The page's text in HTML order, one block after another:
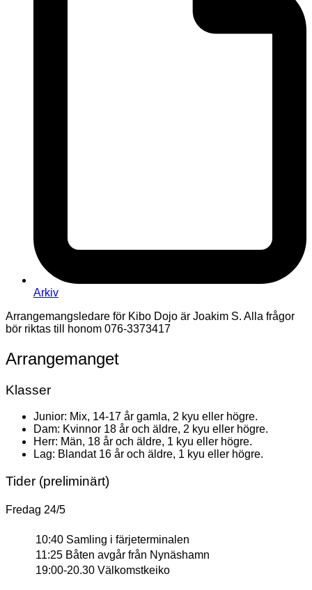
Arkiv
Arrangemangsledare för Kibo Dojo är Joakim S. Alla frågor
bör riktas till honom 076-3373417
Arrangemanget
Klasser
Junior: Mix, 14-17 år gamla, 2 kyu eller högre.
Dam: Kvinnor 18 år och äldre, 2 kyu eller högre.
Herr: Män, 18 år och äldre, 1 kyu eller högre.
Lag: Blandat 16 år och äldre, 1 kyu eller högre.
Tider (preliminärt)
Fredag 24/5
10:40 Samling i färjeterminalen
11:25 Båten avgår från Nynäshamn
19:00-20.30 Välkomstkeiko